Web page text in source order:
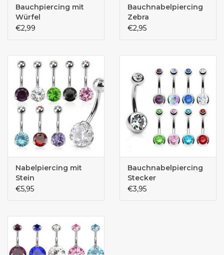
Bauchpiercing mit
Würfel
€2,99
Bauchnabelpiercing
Zebra
€2,95
Nabelpiercing mit
Stein
€5,95
Bauchnabelpiercing
Stecker
€3,95